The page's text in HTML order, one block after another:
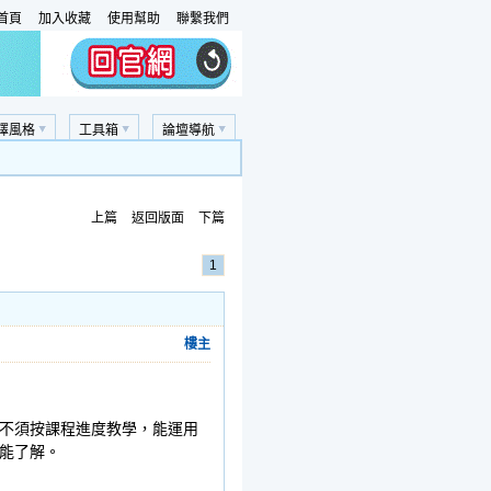
頁 加入收藏 使用幫助 聯繫我們
論壇導航
工具箱
風格
上篇 返回版面 下篇
1
樓主
須按課程進度教學，能運用
了解。